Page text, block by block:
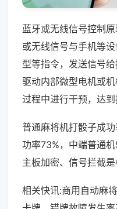
蓝牙或无线信号控制
或无线信号与手机等
型等指令，发送信号
驱动内部微型电机或
过程中进行干预，达到
普通麻将机打骰子成
功率73%，中端普通机
主板加密、信号拦截是
相关快讯:商用自动麻